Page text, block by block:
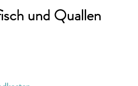
und Quallen